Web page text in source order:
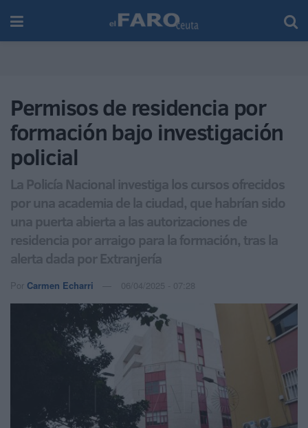
Permisos de residencia por
formación bajo investigación
policial
La Policía Nacional investiga los cursos ofrecidos
por una academia de la ciudad, que habrían sido
una puerta abierta a las autorizaciones de
residencia por arraigo para la formación, tras la
alerta dada por Extranjería
Por Carmen Echarri 06/04/2025 - 07:28